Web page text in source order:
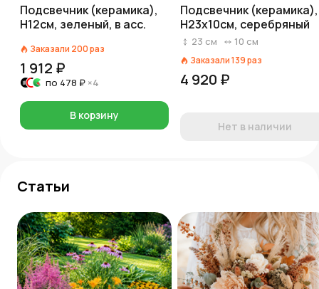
Подсвечник (керамика),
Н12см, зеленый, в асс.
Заказали 200раз
1 912 ₽
по 478 ₽ ×4
В корзину
Подсвечник (керамика),
H23x10см, серебряный
23 см 10 см
Заказали139раз
4 920 ₽
Нет в наличии
Статьи